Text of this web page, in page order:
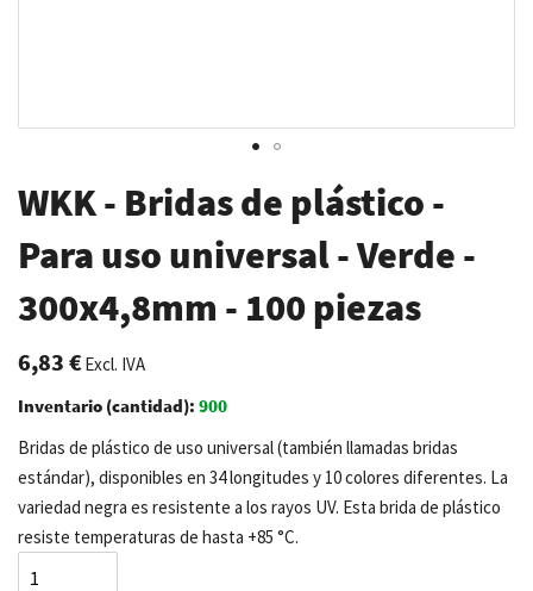
al
comienzo
de
la
galería
de
WKK - Bridas de plástico -
Para uso universal - Verde -
300x4,8mm - 100 piezas
6,83 €Excl. IVA
Inventario (cantidad): 900
Bridas de plástico de uso universal (también llamadas bridas
estándar), disponibles en 34 longitudes y 10 colores diferentes. La
variedad negra es resistente a los rayos UV. Esta brida de plástico
resiste temperaturas de hasta +85 °C.